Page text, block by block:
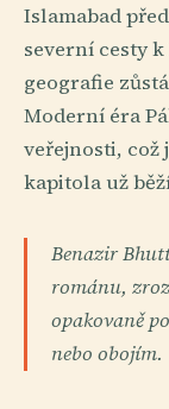
Islamabad
severní cesty
geografie
Moderní éra
veřejnosti, což
kapitola už
Benazir
románu,
opakovaně
nebo obojím.